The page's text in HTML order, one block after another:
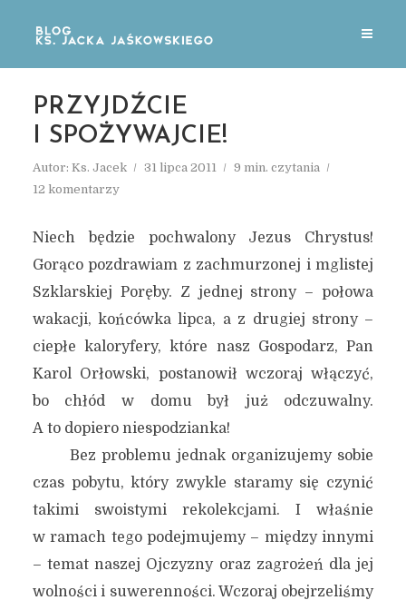
PRZYJDŹCIE
I SPOŻYWAJCIE!
Autor: Ks. Jacek 31 lipca 2011
9 min. czytania
12 komentarzy
Niech będzie pochwalony Jezus Chrystus!
Gorąco pozdrawiam z zachmurzonej i mglistej
Szklarskiej Poręby. Z jednej strony – połowa
wakacji, końcówka lipca, a z drugiej strony –
ciepłe kaloryfery, które nasz Gospodarz, Pan
Karol Orłowski, postanowił wczoraj włączyć,
bo chłód w domu był już odczuwalny.
A to dopiero niespodzianka!
Bez problemu jednak organizujemy sobie
czas pobytu, który zwykle staramy się czynić
takimi swoistymi rekolekcjami. I właśnie
w ramach tego podejmujemy – między innymi
– temat naszej Ojczyzny oraz zagrożeń dla jej
wolności i suwerenności. Wczoraj obejrzeliśmy